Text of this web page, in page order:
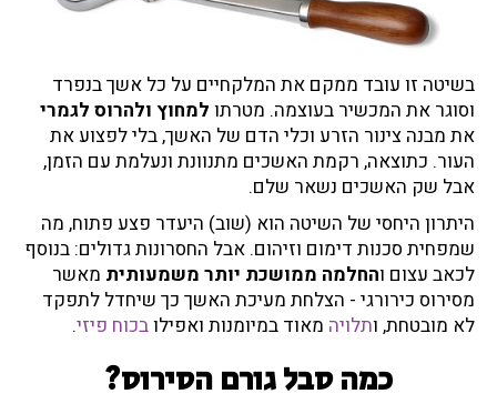
בשיטה זו עובד ממקם את המלקחיים על כל אשך בנפרד
וסוגר את המכשיר בעוצמה. מטרתו למחוץ ולהרוס לגמרי
את מבנה צינור הזרע וכלי הדם של האשך, בלי לפצוע את
העור. כתוצאה, רקמת האשכים מתנוונת ונעלמת עם הזמן,
אבל שק האשכים נשאר שלם.
היתרון היחסי של השיטה הוא (שוב) היעדר פצע פתוח, מה
שמפחית סכנות דימום וזיהום. אבל החסרונות גדולים: בנוסף
לכאב עצום והחלמה ממושכת יותר משמעותית מאשר
מסירוס כירורגי - הצלחת מעיכת האשך כך שיחדל לתפקד
לא מובטחת, ותלויה מאוד במיומנות ואפילובכוח פיזי.
כמה סבל גורם הסירוס?